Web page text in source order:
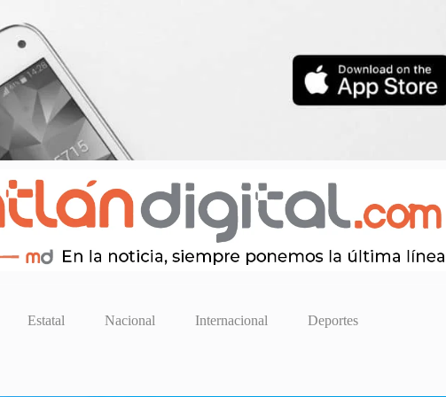
Estatal Nacional Internacional Deportes